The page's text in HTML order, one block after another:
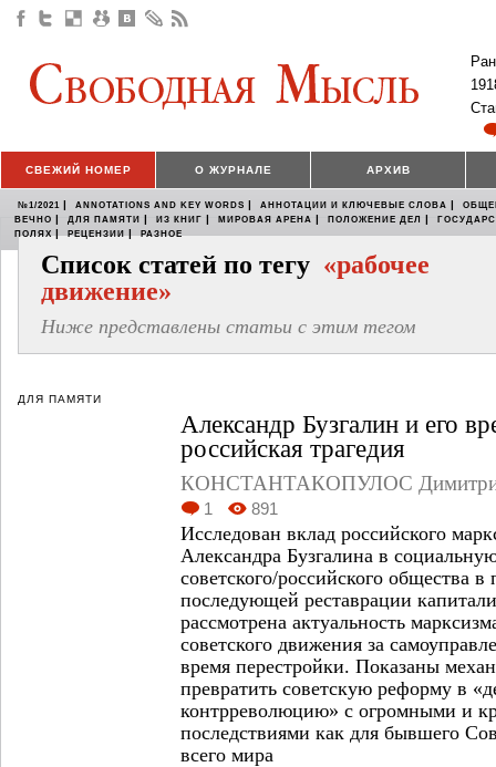
СВЕЖИЙ НОМЕР О ЖУРНАЛЕ АРХИВ
№1/2021 | ANNOTATIONS AND KEY WORDS | АННОТАЦИИ И КЛЮЧЕВЫЕ СЛОВА |
ВЕЧНО | ДЛЯ ПАМЯТИ | ИЗ КНИГ | МИРОВАЯ АРЕНА | ПОЛОЖЕНИЕ ДЕЛ |
ПОЛЯХ | РЕЦЕНЗИИ | РАЗНОЕ
Список статей по тегу «рабочее
движение»
Ниже представлены статьи с этим тегом
ДЛЯ ПАМЯТИ
Александр Бузгалин и его
российская трагедия
КОНСТАНТАКОПУЛОС
1 891
Исследован вклад российского
Александра Бузгалина в
советского/российского общества
последующей реставрации
рассмотрена актуальность
советского движения за
время перестройки. Показаны
превратить советскую реформу в
контрреволюцию» с огромными и
последствиями как для бывшего
всего мира